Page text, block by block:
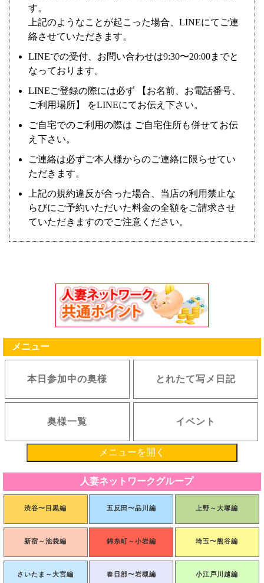
す。
上記のようなことが起こった場合、LINEにてご連
絡させていただきます。
LINEでの受付、お問い合わせは9:30〜20:00までと
なっております。
LINEご登録の際には必ず 【お名前、お電話番号、
ご利用場所】 をLINEにてお伝え下さい。
ご自宅でのご利用の際は ご自宅住所も併せてお伝
え下さい。
ご連絡は必ずご本人様からのご連絡に限らせてい
ただきます。
上記の規約違反が合った場合、当店の利用禁止な
らびにご予約いただいた料金の全額をご請求させ
ていただきますのでご注意ください。
メニュー
本日参加中の奥様 とれたて写メ日記
奥様一覧 イベント
メニューを開く
人妻ネットワークグループ
渋谷〜目黒編 五反田〜品川編 上野～大塚編
新宿～池袋編 錦糸町～小岩編 埼玉〜熊谷編
さいたま～大宮編 春日部〜岩槻編 小江戸川越編